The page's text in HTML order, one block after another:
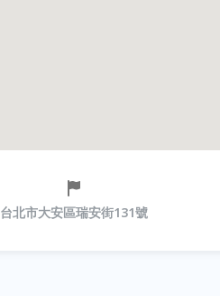
台北市大安區瑞安街131號